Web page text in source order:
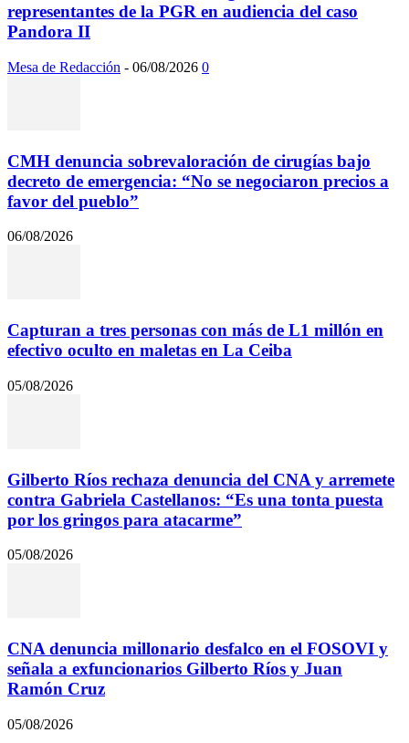
representantes de la PGR en audiencia del caso
Pandora II
Mesa de Redacción - 06/08/2026 0
CMH denuncia sobrevaloración de cirugías bajo
decreto de emergencia: “No se negociaron precios a
favor del pueblo”
06/08/2026
Capturan a tres personas con más de L1 millón en
efectivo oculto en maletas en La Ceiba
05/08/2026
Gilberto Ríos rechaza denuncia del CNA y arremete
contra Gabriela Castellanos: “Es una tonta puesta
por los gringos para atacarme”
05/08/2026
CNA denuncia millonario desfalco en el FOSOVI y
señala a exfuncionarios Gilberto Ríos y Juan
Ramón Cruz
05/08/2026